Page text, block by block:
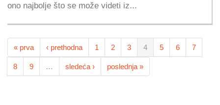
ono najbolje što se može videti iz...
« prva ‹ prethodna 1 2 3 4 5 6 7
8 9 … sledeća › poslednja »